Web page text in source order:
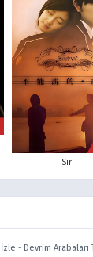
Sır
İzle - Devrim